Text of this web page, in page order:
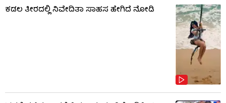
ಕಡಲ ತೀರದಲ್ಲಿ ನಿವೇದಿತಾ ಸಾಹಸ ಹೇಗಿದೆ ನೋಡಿ